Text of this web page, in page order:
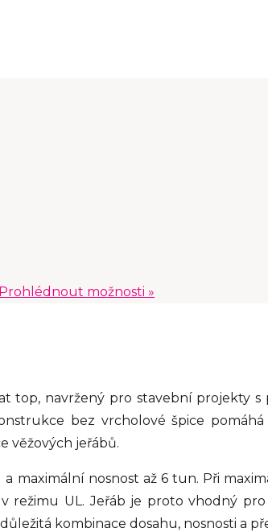
Prohlédnout možnosti »
top, navržený pro stavební projekty
bez vrcholové špice
věžových jeřábů.
maximální nosnost až 6 tun. Při
režimu UL. Jeřáb je proto vhodný
kombinace dosahu, nosnosti a